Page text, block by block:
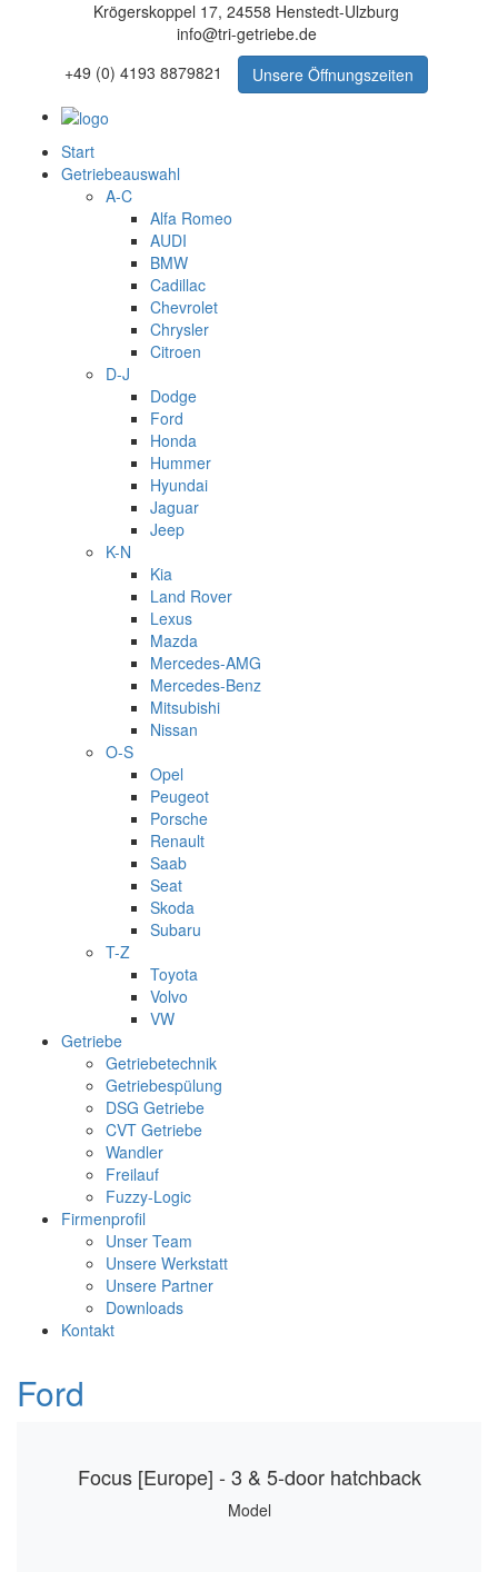
Krögerskoppel 17, 24558 Henstedt-Ulzburg
info@tri-getriebe.de
+49 (0) 4193 8879821
Unsere Öffnungszeiten
Start
Getriebeauswahl
A-C
Alfa Romeo
AUDI
BMW
Cadillac
Chevrolet
Chrysler
Citroen
D-J
Dodge
Ford
Honda
Hummer
Hyundai
Jaguar
Jeep
K-N
Kia
Land Rover
Lexus
Mazda
Mercedes-AMG
Mercedes-Benz
Mitsubishi
Nissan
O-S
Opel
Peugeot
Porsche
Renault
Saab
Seat
Skoda
Subaru
T-Z
Toyota
Volvo
VW
Getriebe
Getriebetechnik
Getriebespülung
DSG Getriebe
CVT Getriebe
Wandler
Freilauf
Fuzzy-Logic
Firmenprofil
Unser Team
Unsere Werkstatt
Unsere Partner
Downloads
Kontakt
Ford
Focus [Europe] - 3 & 5-door hatchback
Model